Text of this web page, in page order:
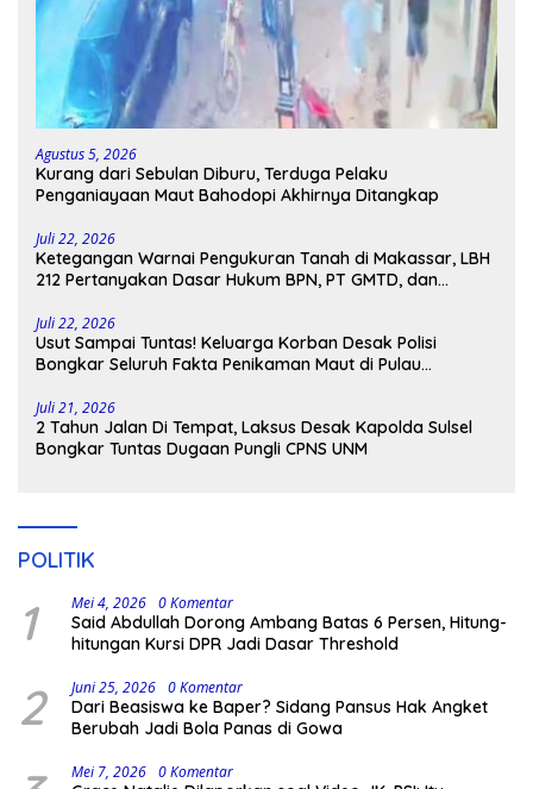
Agustus 5, 2026
Kurang dari Sebulan Diburu, Terduga Pelaku
Penganiayaan Maut Bahodopi Akhirnya Ditangkap
Juli 22, 2026
Ketegangan Warnai Pengukuran Tanah di Makassar, LBH
212 Pertanyakan Dasar Hukum BPN, PT GMTD, dan
Juli 22, 2026
Usut Sampai Tuntas! Keluarga Korban Desak Polisi
Bongkar Seluruh Fakta Penikaman Maut di Pulau
Juli 21, 2026
2 Tahun Jalan Di Tempat, Laksus Desak Kapolda Sulsel
Bongkar Tuntas Dugaan Pungli CPNS UNM
POLITIK
1 Mei 4, 2026 0 Komentar
Said Abdullah Dorong Ambang Batas 6 Persen, Hitung-
hitungan Kursi DPR Jadi Dasar Threshold
2 Juni 25, 2026 0 Komentar
Dari Beasiswa ke Baper? Sidang Pansus Hak Angket
Berubah Jadi Bola Panas di Gowa
Mei 7, 2026 0 Komentar